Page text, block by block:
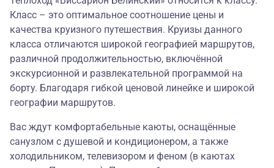
Класс – это оптимальное соотношение цены и
качества круизного путешествия. Круизы данного
класса отличаются широкой географией маршрутов,
различной продолжительностью, включённой
экскурсионной и развлекательной программой на
борту. Благодаря гибкой ценовой линейке и широкой
географии маршрутов.
Вас ждут комфортабельные каюты, оснащённые
санузлом с душевой и кондиционером, а также
холодильником, телевизором и феном (в каютах